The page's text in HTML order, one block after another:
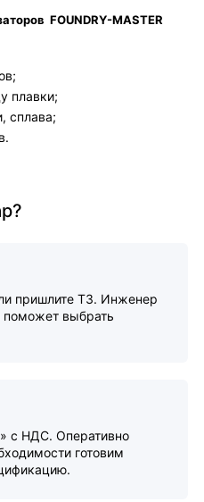
FOUNDRY-MASTER
плавки;
сплава;
пришлите ТЗ. Инженер
поможет выбрать
с НДС. Оперативно
готовим